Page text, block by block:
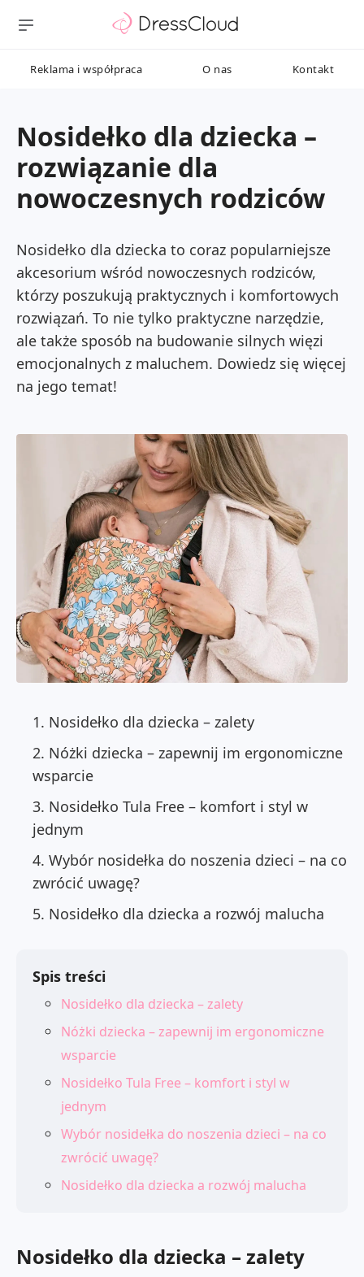
Reklama i współpraca O nas Kontakt
Nosidełko dla dziecka –
rozwiązanie dla
nowoczesnych rodziców
Nosidełko dla dziecka to coraz popularniejsze
akcesorium wśród nowoczesnych rodziców,
którzy poszukują praktycznych i komfortowych
rozwiązań. To nie tylko praktyczne narzędzie,
ale także sposób na budowanie silnych więzi
emocjonalnych z maluchem. Dowiedz się więcej
na jego temat!
Nosidełko dla dziecka – zalety
Nóżki dziecka – zapewnij im ergonomiczne
wsparcie
Nosidełko Tula Free – komfort i styl w
jednym
Wybór nosidełka do noszenia dzieci – na co
zwrócić uwagę?
Nosidełko dla dziecka a rozwój malucha
Spis treści
Nosidełko dla dziecka – zalety
Nóżki dziecka – zapewnij im ergonomiczne
wsparcie
Nosidełko Tula Free – komfort i styl w
jednym
Wybór nosidełka do noszenia dzieci – na co
zwrócić uwagę?
Nosidełko dla dziecka a rozwój malucha
Nosidełko dla dziecka – zalety